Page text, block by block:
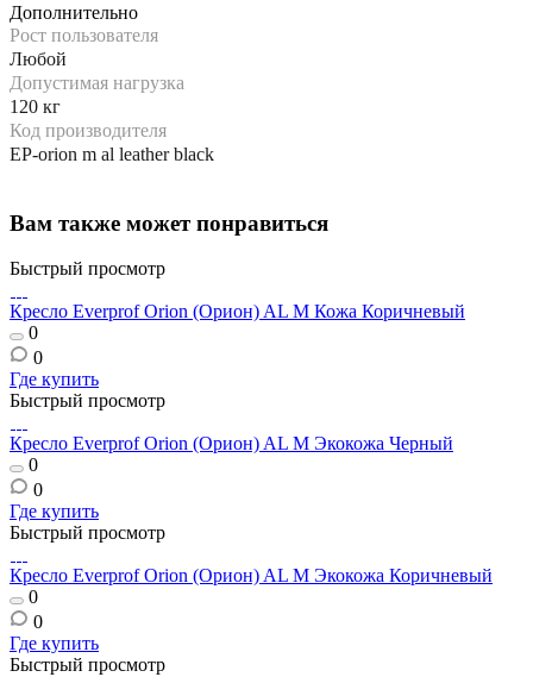
Дополнительно
Рост пользователя
Любой
Допустимая нагрузка
120 кг
Код производителя
EP-orion m al leather black
Вам также может понравиться
Быстрый просмотр
Кресло Everprof Orion (Орион) AL M Кожа Коричневый
0
0
Где купить
Быстрый просмотр
Кресло Everprof Orion (Орион) AL M Экокожа Черный
0
0
Где купить
Быстрый просмотр
Кресло Everprof Orion (Орион) AL M Экокожа Коричневый
0
0
Где купить
Быстрый просмотр